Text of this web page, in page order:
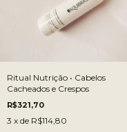
Ritual Nutrição • Cabelos
Cacheados e Crespos
R$321,70
3 x de R$114,80